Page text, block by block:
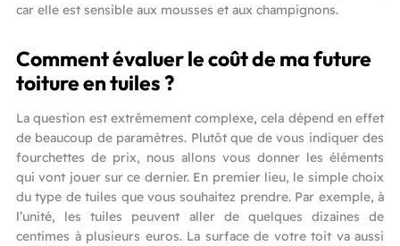
car elle est sensible aux mousses et aux champignons.
Comment évaluer le coût de ma future
toiture en tuiles ?
La question est extrêmement complexe, cela dépend en effet
de beaucoup de paramètres. Plutôt que de vous indiquer des
fourchettes de prix, nous allons vous donner les éléments
qui vont jouer sur ce dernier. En premier lieu, le simple choix
du type de tuiles que vous souhaitez prendre. Par exemple, à
l’unité, les tuiles peuvent aller de quelques dizaines de
centimes à plusieurs euros. La surface de votre toit va aussi